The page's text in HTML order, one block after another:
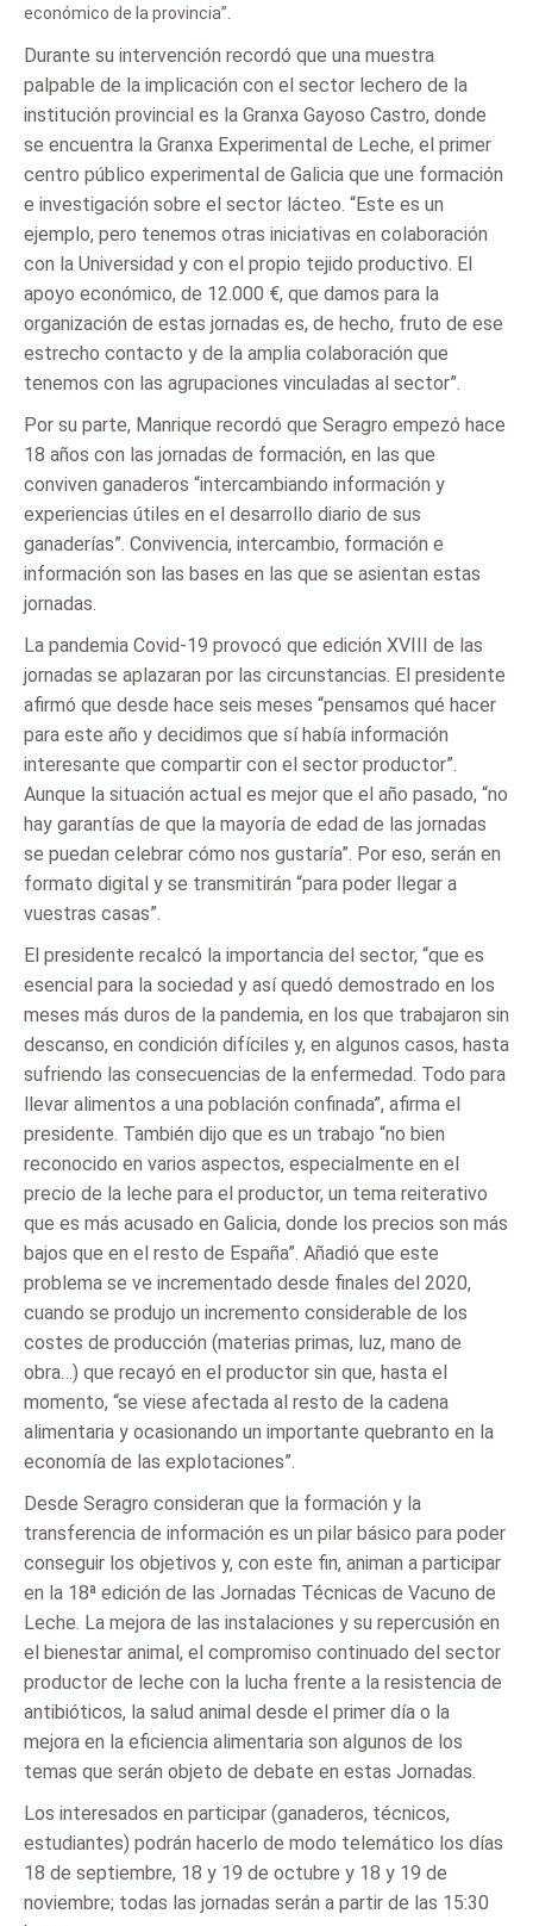
económico de la provincia”.
Durante su intervención recordó que una muestra
palpable de la implicación con el sector lechero de la
institución provincial es la Granxa Gayoso Castro, donde
se encuentra la Granxa Experimental de Leche, el primer
centro público experimental de Galicia que une formación
e investigación sobre el sector lácteo. “Este es un
ejemplo, pero tenemos otras iniciativas en colaboración
con la Universidad y con el propio tejido productivo. El
apoyo económico, de 12.000 €, que damos para la
organización de estas jornadas es, de hecho, fruto de ese
estrecho contacto y de la amplia colaboración que
tenemos con las agrupaciones vinculadas al sector”.
Por su parte, Manrique recordó que Seragro empezó hace
18 años con las jornadas de formación, en las que
conviven ganaderos “intercambiando información y
experiencias útiles en el desarrollo diario de sus
ganaderías”. Convivencia, intercambio, formación e
información son las bases en las que se asientan estas
jornadas.
La pandemia Covid-19 provocó que edición XVIII de las
jornadas se aplazaran por las circunstancias. El presidente
afirmó que desde hace seis meses “pensamos qué hacer
para este año y decidimos que sí había información
interesante que compartir con el sector productor”.
Aunque la situación actual es mejor que el año pasado, “no
hay garantías de que la mayoría de edad de las jornadas
se puedan celebrar cómo nos gustaría”. Por eso, serán en
formato digital y se transmitirán “para poder llegar a
vuestras casas”.
El presidente recalcó la importancia del sector, “que es
esencial para la sociedad y así quedó demostrado en los
meses más duros de la pandemia, en los que trabajaron sin
descanso, en condición difíciles y, en algunos casos, hasta
sufriendo las consecuencias de la enfermedad. Todo para
llevar alimentos a una población confinada”, afirma el
presidente. También dijo que es un trabajo “no bien
reconocido en varios aspectos, especialmente en el
precio de la leche para el productor, un tema reiterativo
que es más acusado en Galicia, donde los precios son más
bajos que en el resto de España”. Añadió que este
problema se ve incrementado desde finales del 2020,
cuando se produjo un incremento considerable de los
costes de producción (materias primas, luz, mano de
obra…) que recayó en el productor sin que, hasta el
momento, “se viese afectada al resto de la cadena
alimentaria y ocasionando un importante quebranto en la
economía de las explotaciones”.
Desde Seragro consideran que la formación y la
transferencia de información es un pilar básico para poder
conseguir los objetivos y, con este fin, animan a participar
en la 18ª edición de las Jornadas Técnicas de Vacuno de
Leche. La mejora de las instalaciones y su repercusión en
el bienestar animal, el compromiso continuado del sector
productor de leche con la lucha frente a la resistencia de
antibióticos, la salud animal desde el primer día o la
mejora en la eficiencia alimentaria son algunos de los
temas que serán objeto de debate en estas Jornadas.
Los interesados en participar (ganaderos, técnicos,
estudiantes) podrán hacerlo de modo telemático los días
18 de septiembre, 18 y 19 de octubre y 18 y 19 de
noviembre; todas las jornadas serán a partir de las 15:30